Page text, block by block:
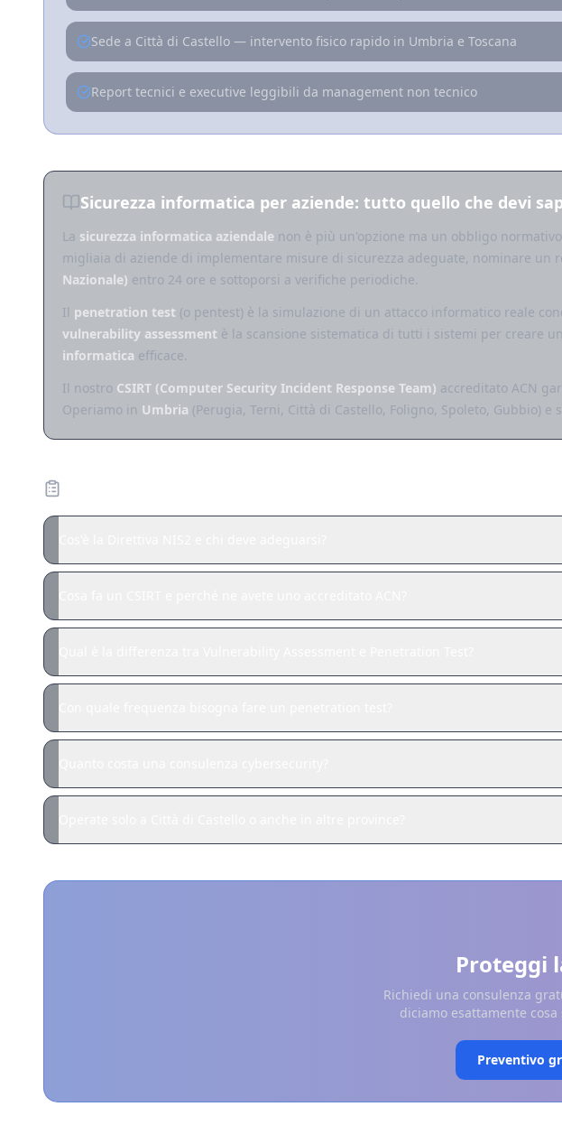
Sede a Città di Castello — intervento fisico rapido in Umbria e Toscana
Report tecnici e executive leggibili da management non tecnico
Sicurezza informatica per aziende: tutto quello che devi
La sicurezza informatica aziendale non è più un'opzione ma un obbligo
migliaia di aziende di implementare misure di sicurezza adeguate, nominare un
Nazionale) entro 24 ore e sottoporsi a verifiche periodiche.
Il penetration test (o pentest) è la simulazione di un attacco informatico reale
vulnerability assessment è la scansione sistematica di tutti i sistemi per creare
informatica efficace.
Il nostro CSIRT (Computer Security Incident Response Team) accreditato ACN
Operiamo in Umbria (Perugia, Terni, Città di Castello, Foligno, Spoleto, Gubbio)
Proteggi
Richiedi una consulenza
diciamo esattamente
Preventivo